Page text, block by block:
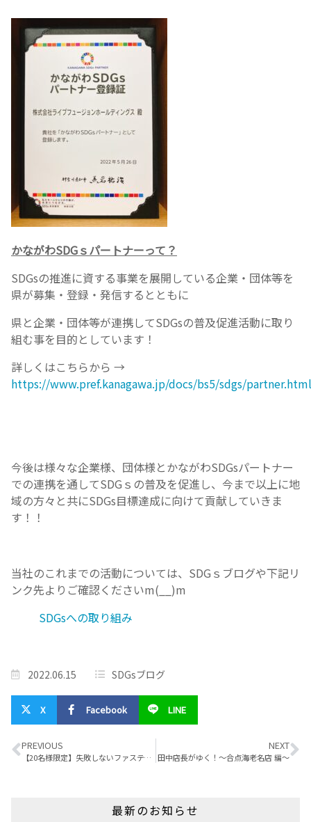
かながわSDGｓパートナーって？
SDGsの推進に資する事業を展開している企業・団体等を
県が募集・登録・発信するとともに
県と企業・団体等が連携してSDGsの普及促進活動に取り
組む事を目的としています！
詳しくはこちらから →
https://www.pref.kanagawa.jp/docs/bs5/sdgs/partner.html
今後は様々な企業様、団体様とかながわSDGsパートナー
での連携を通してSDGｓの普及を促進し、今まで以上に地
域の方々と共にSDGs目標達成に向けて貢献していきま
す！！
当社のこれまでの活動については、SDGｓブログや下記リ
ンク先よりご確認くださいm(__)m
SDGsへの取り組み
2022.06.15 SDGsブログ
X Facebook LINE
PREVIOUS
【20名様限定】失敗しないファスティングのやり方教えます！！
NEXT
田中店長がゆく！～合点海老名店 編～
最新のお知らせ